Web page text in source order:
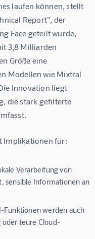
laufen können, stellt
Report", der
Face geteilt wurde,
3,8 Milliarden
Größe eine
Modellen wie Mixtral
Innovation liegt
die stark gefilterte
Implikationen für:
Verarbeitung von
sensible Informationen an
Funktionen werden auch
teure Cloud-